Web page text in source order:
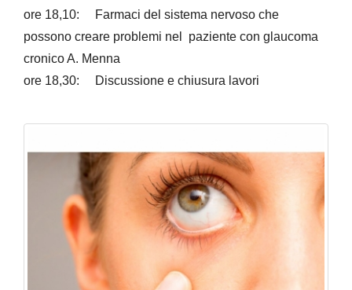
ore 18,10: Farmaci del sistema nervoso che
possono creare problemi nel paziente con glaucoma
cronico A. Menna
ore 18,30: Discussione e chiusura lavori